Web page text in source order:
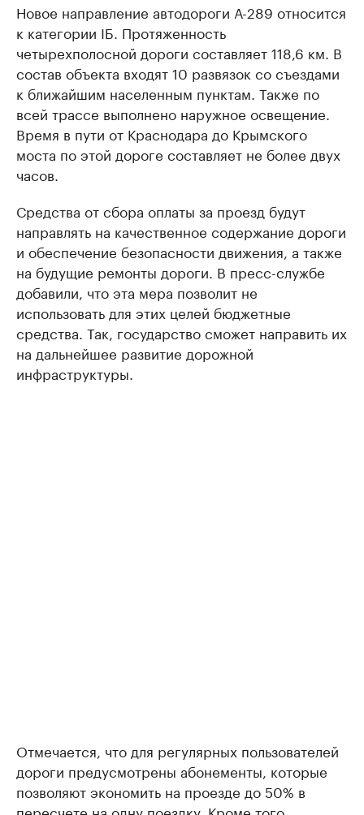
Новое направление автодороги А-289 относится
к категории IБ. Протяженность
четырехполосной дороги составляет 118,6 км. В
состав объекта входят 10 развязок со съездами
к ближайшим населенным пунктам. Также по
всей трассе выполнено наружное освещение.
Время в пути от Краснодара до Крымского
моста по этой дороге составляет не более двух
часов.
Средства от сбора оплаты за проезд будут
направлять на качественное содержание дороги
и обеспечение безопасности движения, а также
на будущие ремонты дороги. В пресс-службе
добавили, что эта мера позволит не
использовать для этих целей бюджетные
средства. Так, государство сможет направить их
на дальнейшее развитие дорожной
инфраструктуры.
Отмечается, что для регулярных пользователей
дороги предусмотрены абонементы, которые
позволяют экономить на проезде до 50% в